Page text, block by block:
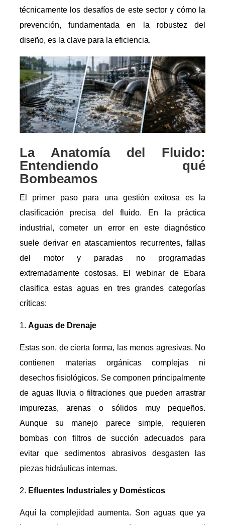
técnicamente los desafíos de este sector y cómo la
prevención, fundamentada en la robustez del
diseño, es la clave para la eficiencia.
La Anatomía del Fluido:
Entendiendo qué
Bombeamos
El primer paso para una gestión exitosa es la
clasificación precisa del fluido. En la práctica
industrial, cometer un error en este diagnóstico
suele derivar en atascamientos recurrentes, fallas
del motor y paradas no programadas
extremadamente costosas. El webinar de Ebara
clasifica estas aguas en tres grandes categorías
críticas:
Aguas de Drenaje
Estas son, de cierta forma, las menos agresivas. No
contienen materias orgánicas complejas ni
desechos fisiológicos. Se componen principalmente
de aguas lluvia o filtraciones que pueden arrastrar
impurezas, arenas o sólidos muy pequeños.
Aunque su manejo parece simple, requieren
bombas con filtros de succión adecuados para
evitar que sedimentos abrasivos desgasten las
piezas hidráulicas internas.
Efluentes Industriales y Domésticos
Aquí la complejidad aumenta. Son aguas que ya